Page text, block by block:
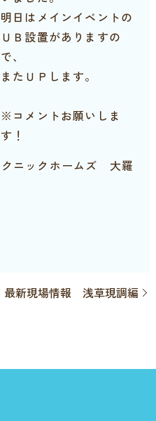
明日はメインイベントの
ＵＢ設置がありますの
で、
またＵＰします。
※コメントお願いしま
す！
クニックホームズ 大羅
最新現場情報 浅草現調編